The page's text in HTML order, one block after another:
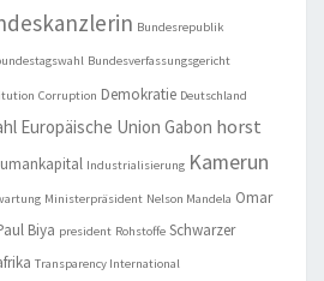
Bundesrepublik
Bundesverfassungsgericht
Corruption Demokratie Deutschland
Europäische Union Gabon horst
Industrialisierung Kamerun
Ministerpräsident Nelson Mandela Omar
Biya president Rohstoffe Schwarzer
Transparency International